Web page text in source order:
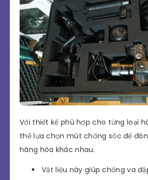
Với thiết kế phù hợp cho từng loại
thể lựa chọn mút chống sốc để
hàng hóa khác nhau.
Vật liệu này giúp chống va